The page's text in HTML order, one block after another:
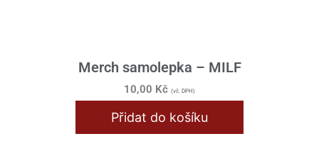
Merch samolepka – MILF
10,00 Kč (vč. DPH)
Přidat do košíku